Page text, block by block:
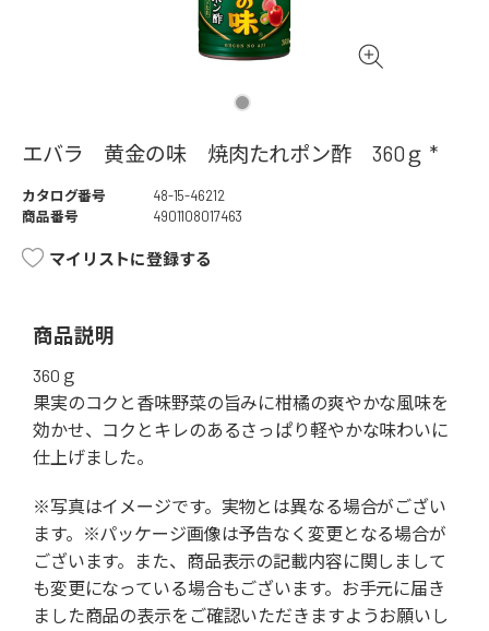
エバラ 黄金の味 焼肉たれポン酢 360ｇ *
カタログ番号
48-15-46212
商品番号
4901108017463
マイリストに登録する
商品説明
360ｇ
果実のコクと香味野菜の旨みに柑橘の爽やかな風味を
効かせ、コクとキレのあるさっぱり軽やかな味わいに
仕上げました。
※写真はイメージです。実物とは異なる場合がござい
ます。※パッケージ画像は予告なく変更となる場合が
ございます。また、商品表示の記載内容に関しまして
も変更になっている場合もございます。お手元に届き
ました商品の表示をご確認いただきますようお願いし